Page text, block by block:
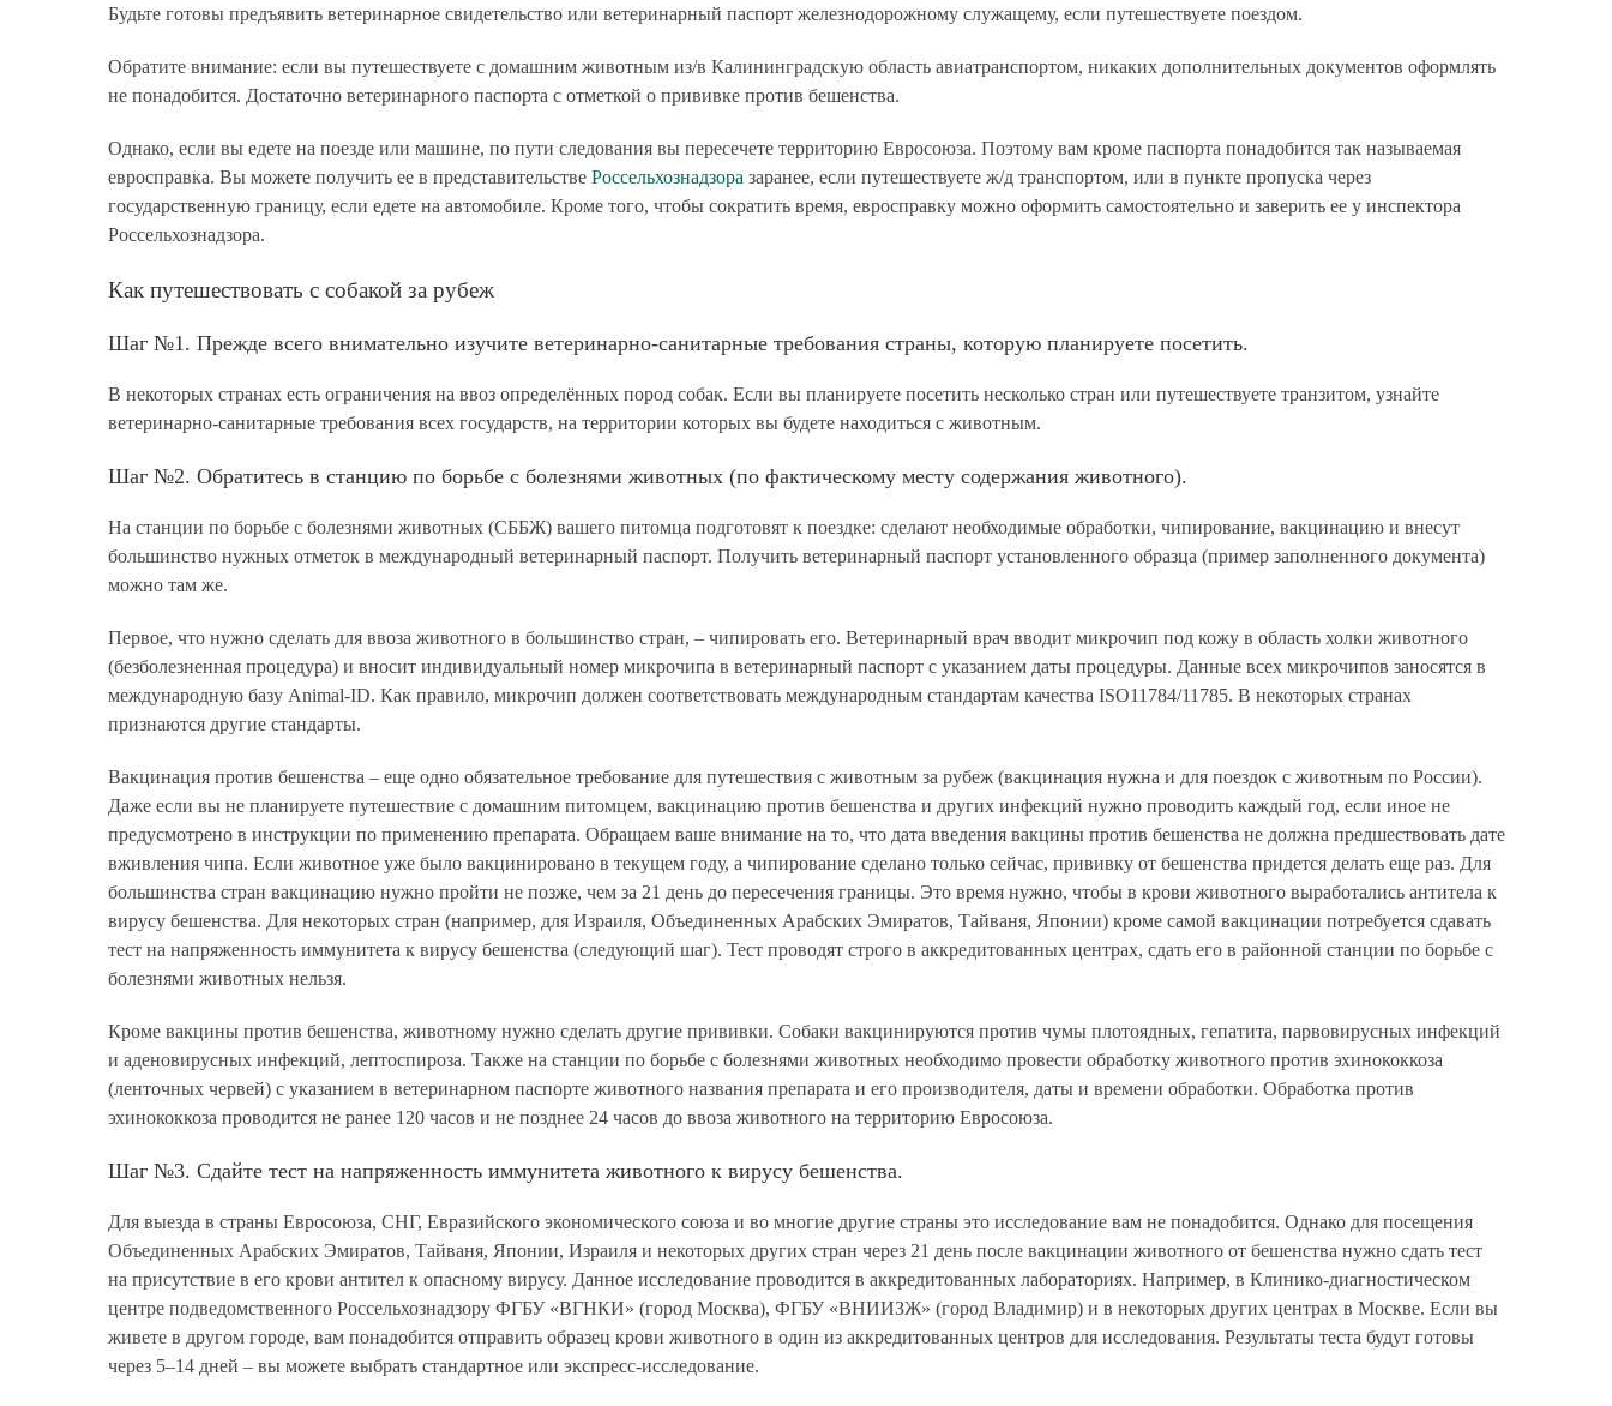
Будьте готовы предъявить ветеринарное свидетельство или ветеринарный паспорт железнодорожному служащему, если путешествуете поездом.
Обратите внимание: если вы путешествуете с домашним животным из/в Калининградскую область авиатранспортом, никаких дополнительных документов оформлять
не понадобится. Достаточно ветеринарного паспорта с отметкой о прививке против бешенства.
Однако, если вы едете на поезде или машине, по пути следования вы пересечете территорию Евросоюза. Поэтому вам кроме паспорта понадобится так называемая
евросправка. Вы можете получить ее в представительстве Россельхознадзора заранее, если путешествуете ж/д транспортом, или в пункте пропуска через
государственную границу, если едете на автомобиле. Кроме того, чтобы сократить время, евросправку можно оформить самостоятельно и заверить ее у инспектора
Россельхознадзора.
Как путешествовать с собакой за рубеж
Шаг №1. Прежде всего внимательно изучите ветеринарно-санитарные требования страны, которую планируете посетить.
В некоторых странах есть ограничения на ввоз определённых пород собак. Если вы планируете посетить несколько стран или путешествуете транзитом, узнайте
ветеринарно-санитарные требования всех государств, на территории которых вы будете находиться с животным.
Шаг №2. Обратитесь в станцию по борьбе с болезнями животных (по фактическому месту содержания животного).
На станции по борьбе с болезнями животных (СББЖ) вашего питомца подготовят к поездке: сделают необходимые обработки, чипирование, вакцинацию и внесут
большинство нужных отметок в международный ветеринарный паспорт. Получить ветеринарный паспорт установленного образца (пример заполненного документа)
можно там же.
Первое, что нужно сделать для ввоза животного в большинство стран, – чипироватьего. Ветеринарный врач вводит микрочип под кожу в область холки животного
(безболезненная процедура) и вносит индивидуальный номер микрочипа в ветеринарный паспорт с указанием даты процедуры. Данные всех микрочипов заносятся в
международную базу Animal-ID. Как правило, микрочип должен соответствовать международным стандартам качества ISO11784/11785. В некоторых странах
признаются другие стандарты.
Вакцинация против бешенства – еще одно обязательное требование для путешествия с животным за рубеж (вакцинация нужна и для поездок с животным по России).
Даже если вы не планируете путешествие с домашним питомцем, вакцинацию против бешенства и других инфекций нужно проводить каждый год, если иное не
предусмотрено в инструкции по применению препарата. Обращаем ваше внимание на то, что дата введения вакцины против бешенства не должна предшествовать дате
вживления чипа. Если животное уже было вакцинировано в текущем году, а чипирование сделано только сейчас, прививку от бешенства придется делать еще раз. Для
большинства стран вакцинацию нужно пройти не позже, чем за 21 день до пересечения границы. Это время нужно, чтобы в крови животного выработались антитела к
вирусу бешенства. Для некоторых стран (например, для Израиля, Объединенных Арабских Эмиратов, Тайваня, Японии) кроме самой вакцинации потребуется сдавать
тест на напряженность иммунитета к вирусу бешенства (следующий шаг). Тест проводят строго в аккредитованных центрах, сдать его в районной станции по борьбе с
болезнями животных нельзя.
Кроме вакцины против бешенства, животному нужно сделать другие прививки. Собаки вакцинируются против чумы плотоядных, гепатита, парвовирусных инфекций
и аденовирусных инфекций, лептоспироза. Также на станции по борьбе с болезнями животных необходимо провести обработку животного против эхинококкоза
(ленточных червей) с указанием в ветеринарном паспорте животного названия препарата и его производителя, даты и времени обработки. Обработка против
эхинококкоза проводится не ранее 120 часов и не позднее 24 часов до ввоза животного на территорию Евросоюза.
Шаг №3. Сдайте тест на напряженность иммунитета животного к вирусу бешенства.
Для выезда в страны Евросоюза, СНГ, Евразийского экономического союза и во многие другие страны это исследование вам не понадобится. Однако для посещения
Объединенных Арабских Эмиратов, Тайваня, Японии, Израиля и некоторых других стран через 21 день после вакцинации животного от бешенства нужно сдать тест
на присутствие в его крови антител к опасному вирусу. Данное исследование проводится в аккредитованных лабораториях. Например, в Клинико-диагностическом
центре подведомственного Россельхознадзору ФГБУ «ВГНКИ» (город Москва), ФГБУ «ВНИИЗЖ» (город Владимир) и в некоторых других центрах в Москве. Если вы
живете в другом городе, вам понадобится отправить образец крови животного в один из аккредитованных центров для исследования. Результаты теста будут готовы
через 5–14 дней – вы можете выбрать стандартное или экспресс-исследование.